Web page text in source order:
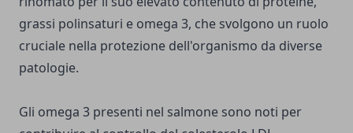
grassi polinsaturi e omega 3, che svolgono un ruolo
cruciale nella protezione dell'organismo da diverse
patologie.
Gli omega 3 presenti nel salmone sono noti per